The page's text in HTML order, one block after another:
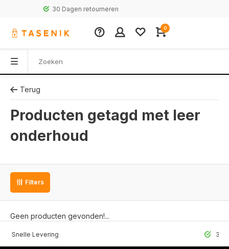
30 Dagen retourneren
0
Terug
Producten getagd met leer
onderhoud
Filters
Geen producten gevonden!...
Levering 30 Dagen